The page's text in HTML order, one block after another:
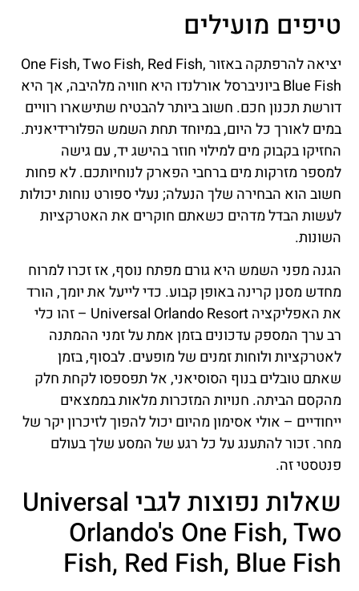
טיפים מועילים
יציאה להרפתקה באזור One Fish, Two Fish, Red Fish,
Blue Fish ביוניברסל אורלנדו היא חוויה מלהיבה, אך היא
דורשת תכנון חכם. חשוב ביותר להבטיח שתישארו רוויים
במים לאורך כל היום, במיוחד תחת השמש הפלורידיאנית.
החזיקו בקבוק מים למילוי חוזר בהישג יד, עם גישה
למספר מזרקות מים ברחבי הפארק לנוחיותכם. לא פחות
חשוב הוא הבחירה שלך הנעלה; נעלי ספורט נוחות יכולות
לעשות הבדל מדהים כשאתם חוקרים את האטרקציות
השונות.
הגנה מפני השמש היא גורם מפתח נוסף, אז זכרו למרוח
מחדש מסנן קרינה באופן קבוע. כדי לייעל את יומך, הורד
את האפליקציה Universal Orlando Resort – זהו כלי
רב ערך המספק עדכונים בזמן אמת על זמני ההמתנה
לאטרקציות ולוחות זמנים של מופעים. לבסוף, בזמן
שאתם טובלים בנוף הסוסיאני, אל תפספסו לקחת חלק
מהקסם הביתה. חנויות המזכרות מלאות בממצאים
ייחודיים – אולי אסימון מהיום יכול להפוך לזיכרון יקר של
מחר. זכור להתענג על כל רגע של המסע שלך בעולם
פנטסטי זה.
שאלות נפוצות לגבי Universal
Orlando's One Fish, Two
Fish, Red Fish, Blue Fish